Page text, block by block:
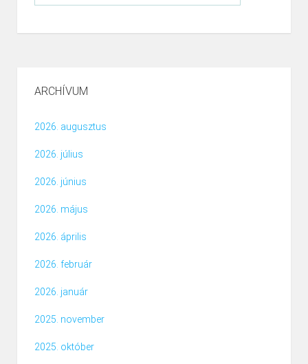
ARCHÍVUM
2026. augusztus
2026. július
2026. június
2026. május
2026. április
2026. február
2026. január
2025. november
2025. október